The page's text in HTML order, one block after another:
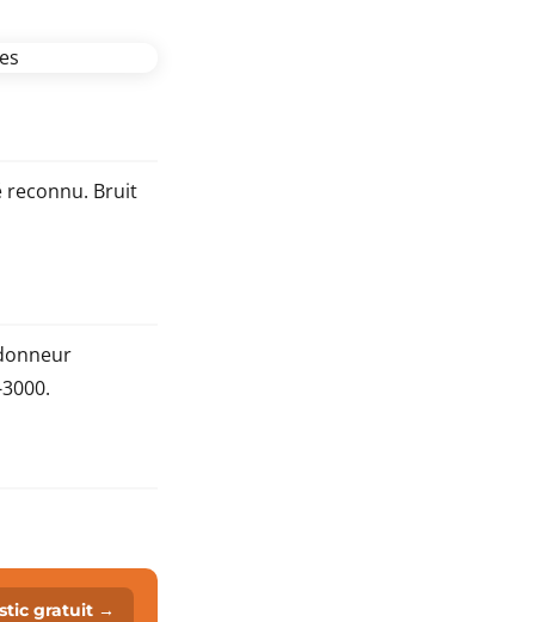
reconnu. Bruit
gratuit →